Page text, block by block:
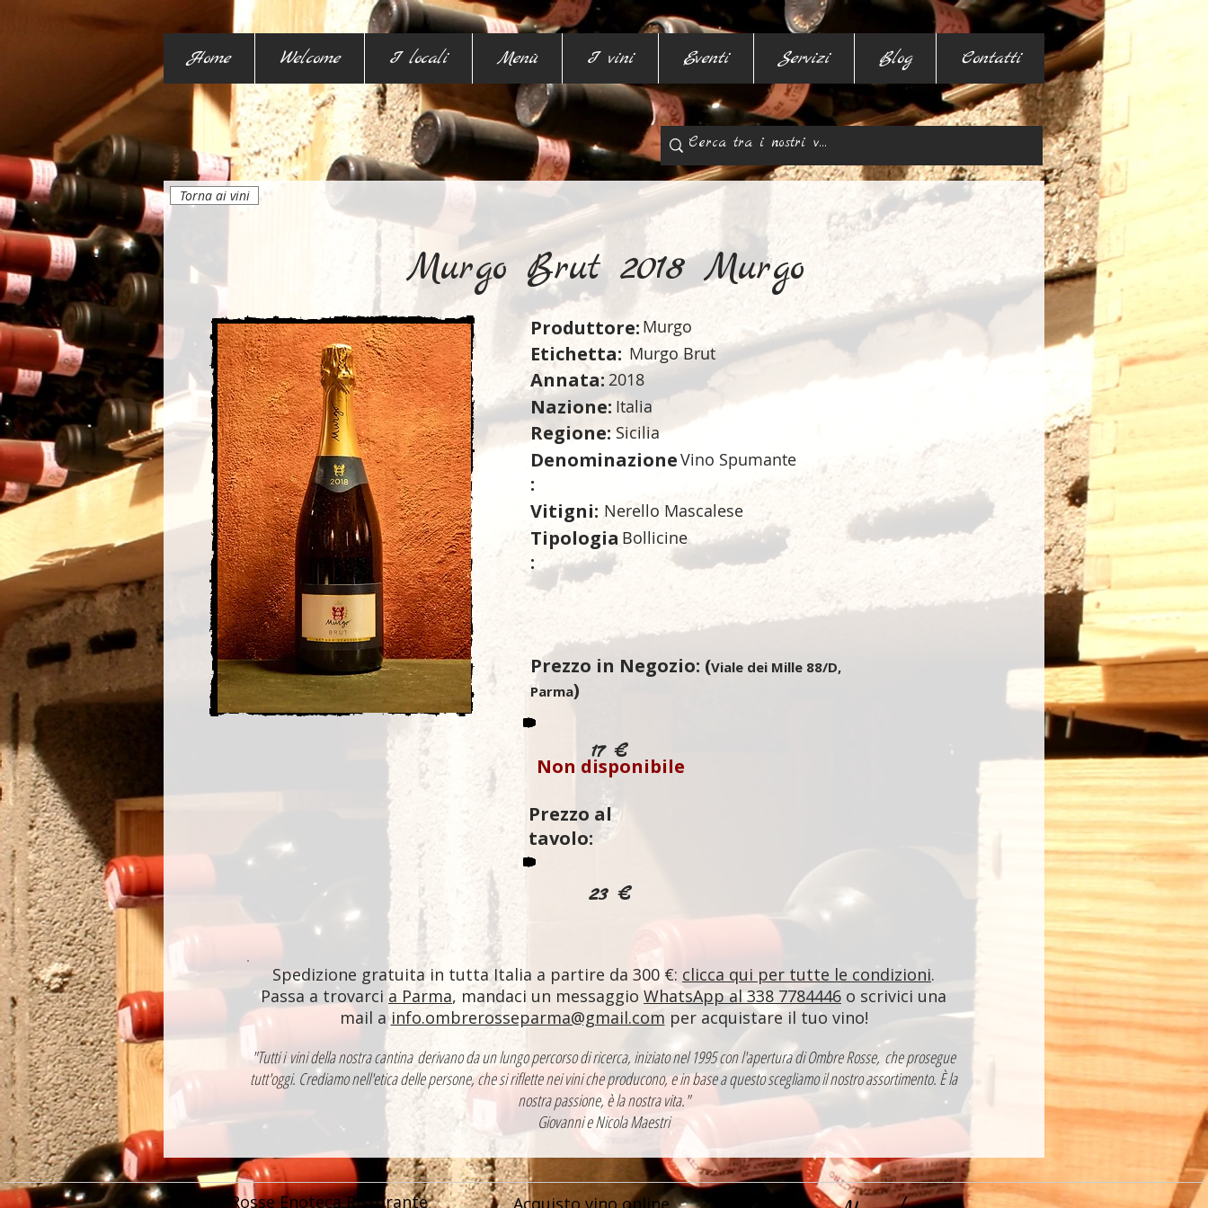
Home Welcome I locali Menù I vini Eventi Servizi Blog Contatti
Torna ai vini
Murgo Brut 2018 Murgo
Produttore: Murgo
Etichetta: Murgo Brut
Annata: 2018
Nazione: Italia
Regione: Sicilia
Denominazione
:
Vino Spumante
Vitigni: Nerello Mascalese
Tipologia
:
Bollicine
Prezzo in Negozio: (Viale dei Mille 88/D,
Parma)
17 €
Non disponibile
Prezzo al
tavolo:
23 €
Spedizione gratuita in tutta Italia a partire da 300 €: clicca qui per tutte le condizioni.
Passa a trovarci a Parma, mandaci un messaggio WhatsApp al 338 7784446 o scrivici una
mail a info.ombrerosseparma@gmail.com per acquistare il tuo vino!
"Tutti i vini della nostra cantina derivano da un lungo percorso di ricerca, iniziato nel 1995 con l'apertura di Ombre Rosse, che prosegue
tutt'oggi. Crediamo nell'etica delle persone, che si riflette nei vini che producono, e in base a questo scegliamo il nostro assortimento. È la
nostra passione, è la nostra vita."
Giovanni e Nicola Maestri
Ombre Rosse Enoteca Ristorante Acquisto vino online